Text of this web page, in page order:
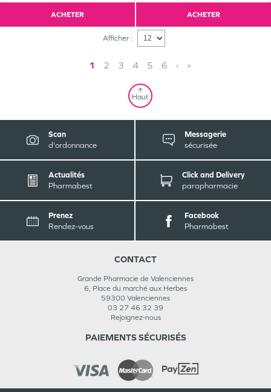
ACHETER ACHETER
Afficher :
1 2 3 4 5 6 › »
Haut
Scan
d'ordonnance
Messagerie
sécurisée
Actualités
Pharmabest
Click and Delivery
parapharmacie
Prenez
Rendez-vous
Facebook
Pharmabest
CONTACT
Grande Pharmacie de Valenciennes
6, Place du marché aux Herbes
59300 Valenciennes
03 27 46 32 39
Rejoignez-nous
PAIEMENTS SÉCURISÉS